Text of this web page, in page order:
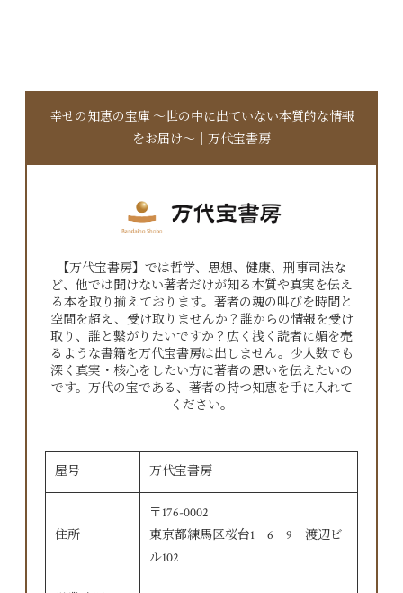
幸せの知恵の宝庫 〜世の中に出ていない本質的な情報
をお届け〜｜万代宝書房
【万代宝書房】では哲学、思想、健康、刑事司法な
ど、他では聞けない著者だけが知る本質や真実を伝え
る本を取り揃えております。著者の魂の叫びを時間と
空間を超え、受け取りませんか？誰からの情報を受け
取り、誰と繋がりたいですか？広く浅く読者に媚を売
るような書籍を万代宝書房は出しません。少人数でも
深く真実・核心をしたい方に著者の思いを伝えたいの
です。万代の宝である、著者の持つ知恵を手に入れて
ください。
屋号 万代宝書房
住所
〒176-0002
東京都練馬区桜台1－6－9 渡辺ビ
ル102